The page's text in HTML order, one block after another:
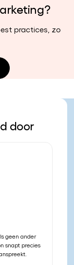
practices, zo
door
geen ander
snapt precies